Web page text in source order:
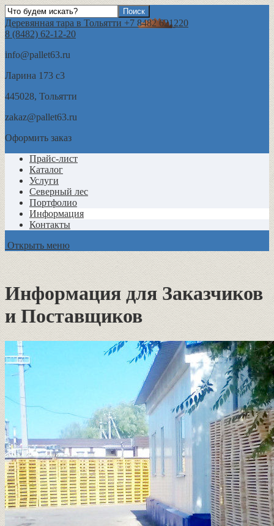
Деревянная тара в Тольятти +7 8482 621220
8 (8482) 62-12-20
info@pallet63.ru
Ларина 173 с3
445028, Тольятти
zakaz@pallet63.ru
Оформить заказ
Прайс-лист
Каталог
Услуги
Северный лес
Портфолио
Информация
Контакты
Открыть меню
Информация для Заказчиков
и Поставщиков